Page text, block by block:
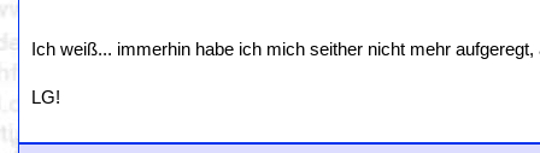
Ich weiß... immerhin habe ich mich seither nicht mehr
LG!